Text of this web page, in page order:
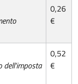
0,26
€
dell'imposta
0,52
€